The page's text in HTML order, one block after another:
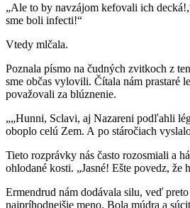
„Ale to by navzájom kefovali ich
sme boli infecti!“
Vtedy mlčala.
Poznala písmo na čudných zvitkoch z
sme občas vylovili. Čítala nám prastaré
považovali za blúznenie.
„„Hunni, Sclavi, aj Nazareni podľahli
oboplo celú Zem. A po stáročiach
Tieto rozprávky nás často rozosmiali a
ohlodané kosti. „Jasné! Ešte povedz, že
Ermendrud nám dodávala silu, veď
najpríhodnejšie meno. Bola múdra a